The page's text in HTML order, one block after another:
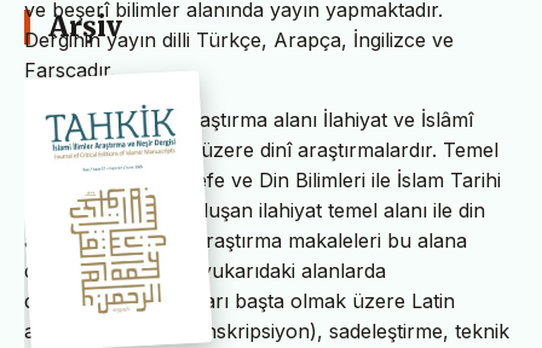
ve beşerî bilimler alanında yayın yapmaktadır.
Derginin yayın dilli Türkçe, Arapça, İngilizce ve
Farsçadır.
TAHKİK’in temel araştırma alanı İlahiyat ve İslâmî
ilimler başta olmak üzere dinî araştırmalardır. Temel
İslam Bilimleri, Felsefe ve Din Bilimleri ile İslam Tarihi
ve Sanatları’ndan oluşan ilahiyat temel alanı ile din
alanındaki bilimsel araştırma makaleleri bu alana
dâhildir. TAHKİK’te yukarıdaki alanlarda
değerlendirme yazıları başta olmak üzere Latin
alfabesine nakil (transkripsiyon), sadeleştirme, teknik
Arşiv